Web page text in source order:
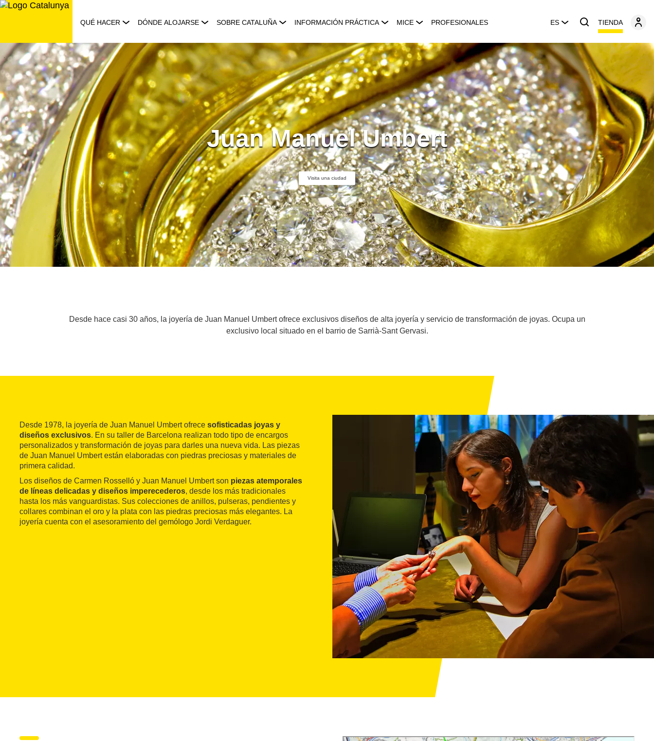
Saltar
QUÉ HACER DÓNDE ALOJARSE SOBRE CATALUÑA INFORMACIÓN PRÁCTICA MICE PROFESIONALES ES TIENDA
Juan Manuel Umbert
Visita una ciudad
Desde hace casi 30 años, la joyería de Juan Manuel Umbert ofrece exclusivos diseños de alta joyería y servicio de transformación de joyas. Ocupa un
exclusivo local situado en el barrio de Sarrià-Sant Gervasi.
Desde 1978, la joyería de Juan Manuel Umbert ofrece sofisticadas joyas y
diseños exclusivos. En su taller de Barcelona realizan todo tipo de encargos
personalizados y transformación de joyas para darles una nueva vida. Las piezas
de Juan Manuel Umbert están elaboradas con piedras preciosas y materiales de
primera calidad.
Los diseños de Carmen Rosselló y Juan Manuel Umbert son piezas atemporales
de líneas delicadas y diseños imperecederos, desde los más tradicionales
hasta los más vanguardistas. Sus colecciones de anillos, pulseras, pendientes y
collares combinan el oro y la plata con las piedras preciosas más elegantes. La
joyería cuenta con el asesoramiento del gemólogo Jordi Verdaguer.